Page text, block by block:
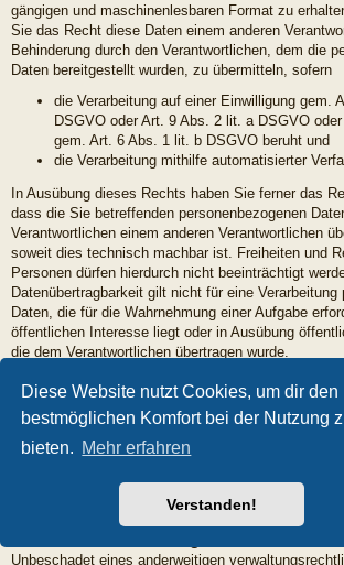
Diese Website nutzt Cookies, um dir den
bestmöglichen Komfort bei der Nutzung
bieten. Mehr erfahren
Verstanden!
gängigen und maschinenlesbaren Format zu
Sie das Recht diese Daten einem anderen
Behinderung durch den Verantwortlichen, dem die
Daten bereitgestellt wurden, zu übermitteln, sofern
die Verarbeitung auf einer Einwilligung gem.
DSGVO oder Art. 9 Abs. 2 lit. a DSGVO
gem. Art. 6 Abs. 1 lit. b DSGVO beruht und
die Verarbeitung mithilfe automatisierter
In Ausübung dieses Rechts haben Sie ferner das
dass die Sie betreffenden personenbezogenen
Verantwortlichen einem anderen Verantwortlichen
soweit dies technisch machbar ist. Freiheiten und
Personen dürfen hierdurch nicht beeinträchtigt
Datenübertragbarkeit gilt nicht für eine Verarbeitung
Daten, die für die Wahrnehmung einer Aufgabe
öffentlichen Interesse liegt oder in Ausübung
die dem Verantwortlichen übertragen wurde.
Recht auf Widerruf erteilter
3 DSGVO:
Sie haben das Recht, Ihre datenschutzrechtliche
jederzeit zu widerrufen. Durch den Widerruf der
Rechtmäßigkeit der aufgrund der Einwilligung bis
Verarbeitung nicht berührt.
Unbeschadet eines anderweitigen